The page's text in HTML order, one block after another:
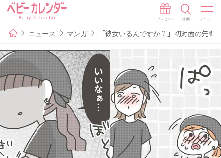
ニュース マンガ 「彼女いるんですか？」初対面の先